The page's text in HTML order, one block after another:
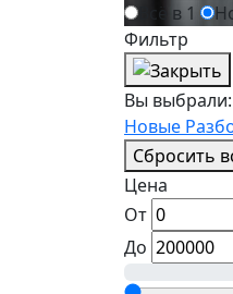
Всё в 1
Фильтр
Вы выбрали:
Новые
Сбросить
Цена
От
До